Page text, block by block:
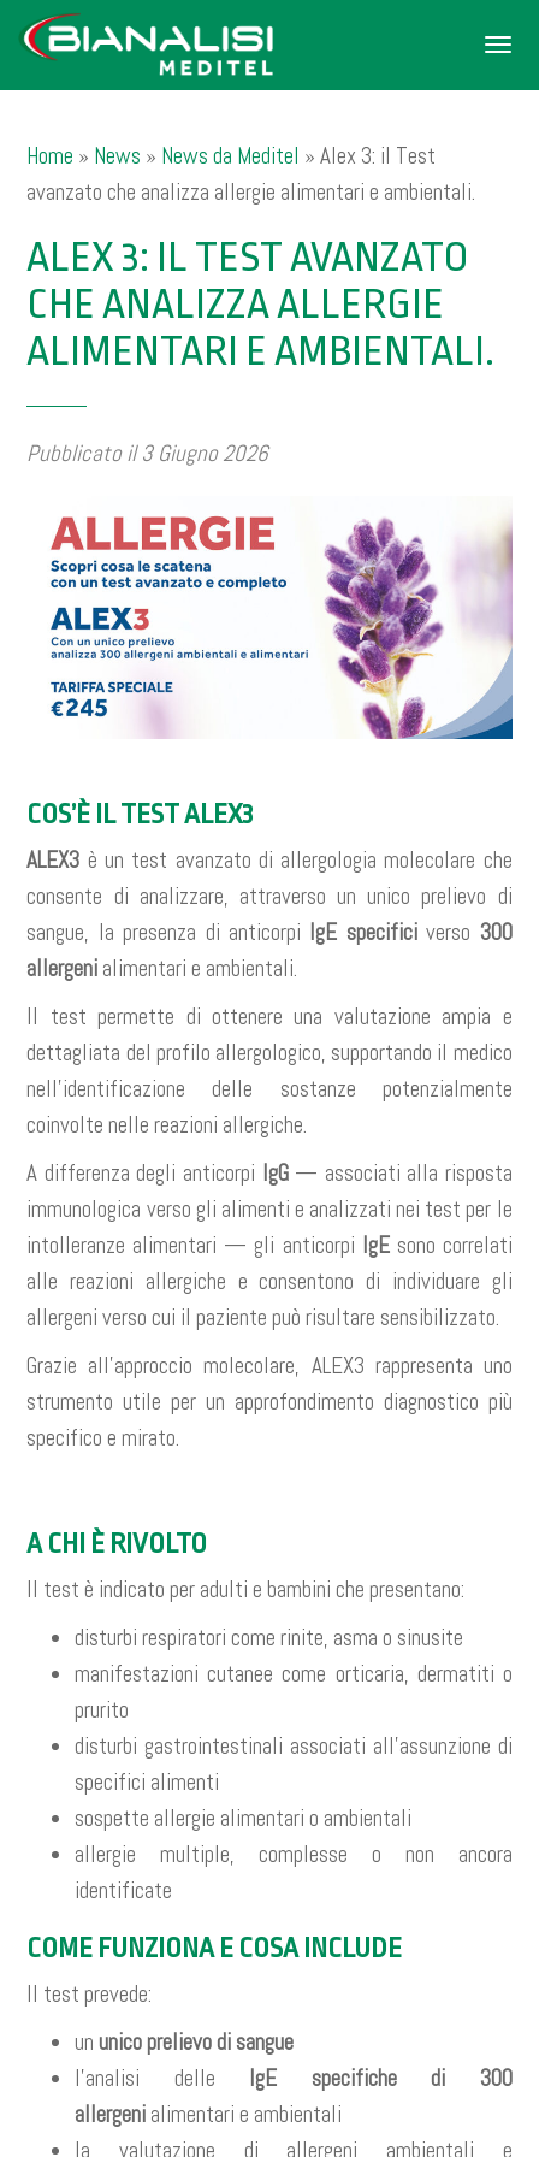
Menu
Home » News » News da Meditel »Alex 3: il Test
avanzato che analizza allergie alimentari e ambientali.
ALEX 3: IL TEST AVANZATO
CHE ANALIZZA ALLERGIE
ALIMENTARI E AMBIENTALI.
Pubblicato il 3 Giugno 2026
COS’È IL TEST ALEX3
ALEX3 è un test avanzato di allergologia molecolare che
consente di analizzare, attraverso un unico prelievo di
sangue, la presenza di anticorpi IgE specificiverso 300
allergeni alimentari e ambientali.
Il test permette di ottenere una valutazione ampia e
dettagliata del profilo allergologico, supportando il medico
nell’identificazione delle sostanze potenzialmente
coinvolte nelle reazioni allergiche.
A differenza degli anticorpi IgG— associati alla risposta
immunologica verso gli alimenti e analizzati nei test per le
intolleranze alimentari — gli anticorpi IgEsono correlati
alle reazioni allergiche e consentono di individuare gli
allergeni verso cui il paziente può risultare sensibilizzato.
Grazie all’approccio molecolare, ALEX3 rappresenta uno
strumento utile per un approfondimento diagnostico più
specifico e mirato.
A CHI È RIVOLTO
Il test è indicato per adulti e bambini che presentano:
disturbi respiratori come rinite, asma o sinusite
manifestazioni cutanee come orticaria, dermatiti o
prurito
disturbi gastrointestinali associati all’assunzione di
specifici alimenti
sospette allergie alimentari o ambientali
allergie multiple, complesse o non ancora
identificate
COME FUNZIONA E COSA INCLUDE
Il test prevede:
un unico prelievo di sangue
l’analisi delle IgE specifiche di 300
allergeni alimentari e ambientali
la valutazione di allergeni ambientali e